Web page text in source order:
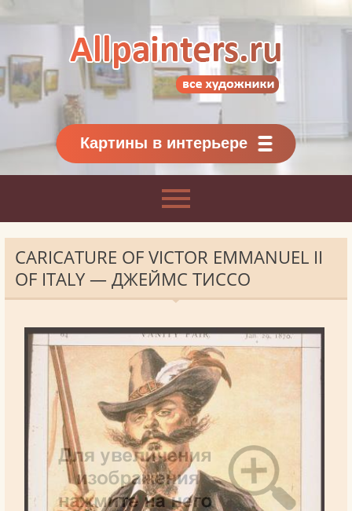
Картины классиков
и современников
Картины в интерьере
CARICATURE OF VICTOR EMMANUEL II
OF ITALY — ДЖЕЙМС ТИССО